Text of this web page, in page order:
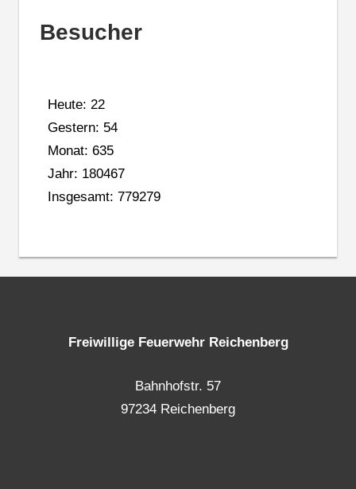
Besucher
Heute: 22
Gestern: 54
Monat: 635
Jahr: 180467
Insgesamt: 779279
Freiwillige Feuerwehr Reichenberg
Bahnhofstr. 57
97234 Reichenberg